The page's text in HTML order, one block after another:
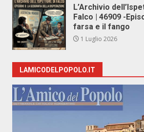
L’Archivio
Falco | 46909 -
farsa e il fango
1 Luglio 2026
LAMICODELPOPOLO.IT